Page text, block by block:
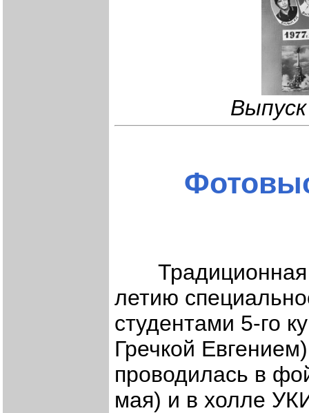
Традиционная
летию
студентами 5-го
Гречкой
проводилась в
мая) и в холле